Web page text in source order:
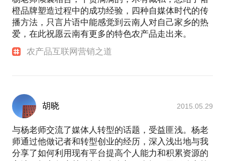
橙品牌塑造过程中的成功经验，四种自媒体时代的传
播方法，只言片语中能感觉到云南人对自己家乡的热
爱，在此祝愿云南有更多的特色农产品走出来。
农产品互联网营销之道
胡晓 2015.05.29
与杨老师交流了媒体人转型的话题，受益匪浅。杨老
师通过他做记者和转型创业的经历，深入浅出地与我
分享了如何利用现有平台提高个人能力和积累资源的